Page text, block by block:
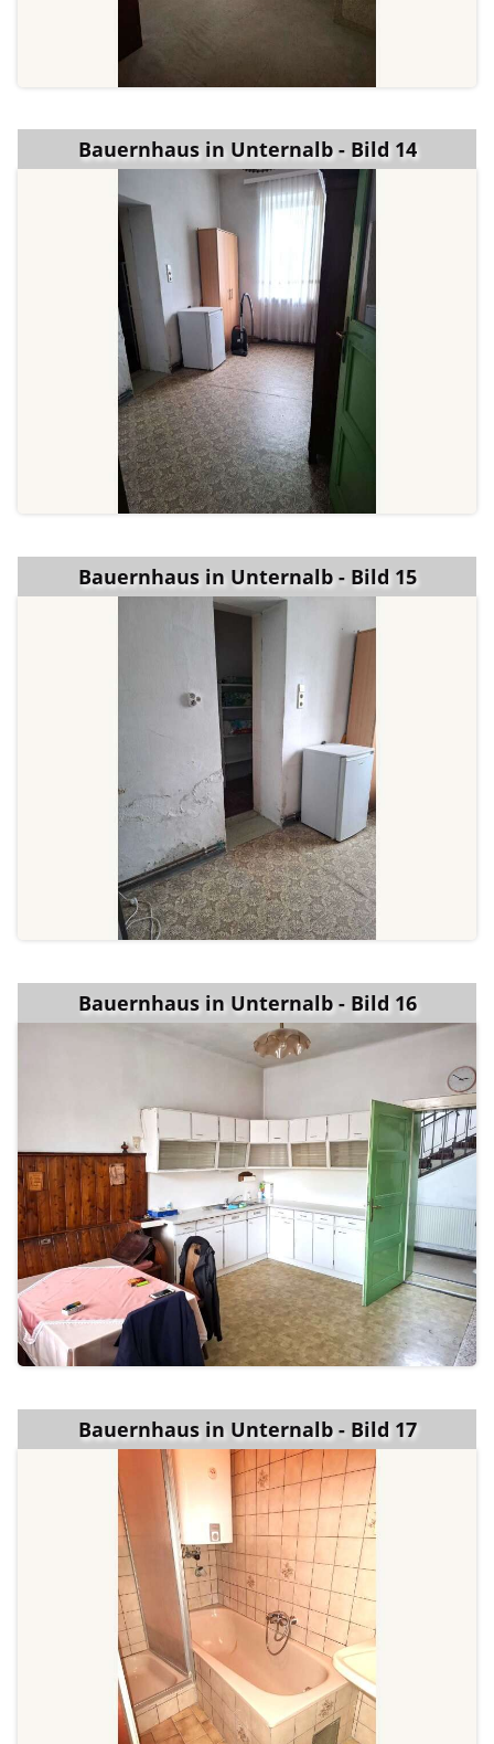
Bauernhaus in Unternalb - Bild 14
Bauernhaus in Unternalb - Bild 15
Bauernhaus in Unternalb - Bild 16
Bauernhaus in Unternalb - Bild 17